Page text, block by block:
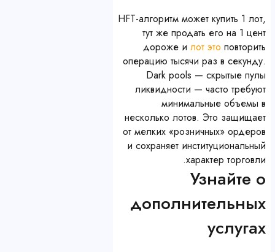
HFT-алгоритм может купить 1 лот,
тут же продать его на 1 цент
дороже и лот это повторить
операцию тысячи раз в секунду.
Dark pools — скрытые пулы
ликвидности — часто требуют
минимальные объемы в
несколько лотов. Это защищает
от мелких «розничных» ордеров
и сохраняет институциональный
характер торговли.
Узнайте о
дополнительных
услугах